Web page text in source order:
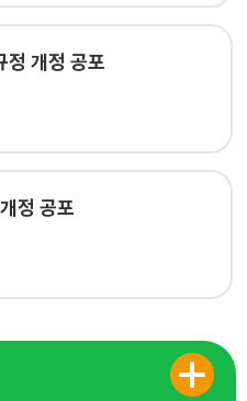
정 개정 공포
정 공포